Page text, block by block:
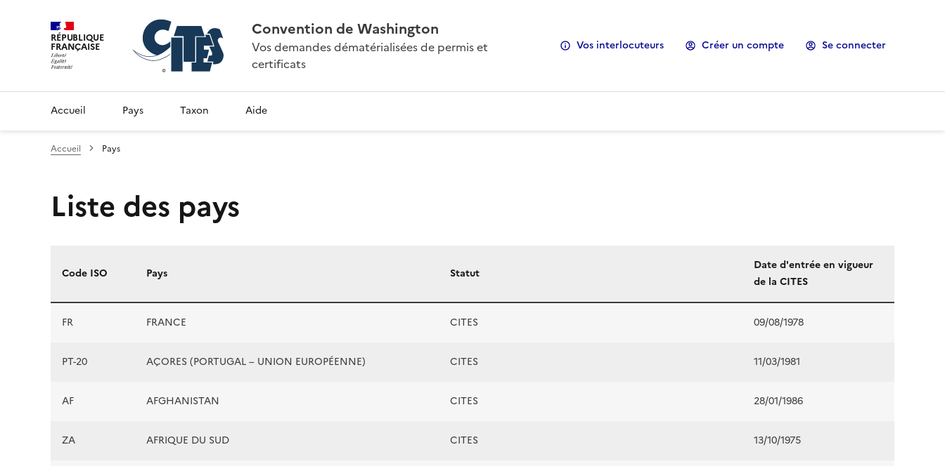
RÉPUBLIQUE
FRANÇAISE
Convention de Washington
Vos demandes dématérialisées de permis et
certificats
Vos interlocuteurs Créer un compte Se connecter
Accueil Pays Taxon Aide
Accueil Pays
Liste des pays
Liste des pays
Code ISO Pays Statut
Date d'entrée en vigueur
de la CITES
FR FRANCE CITES 09/08/1978
PT-20 AÇORES (PORTUGAL – UNION EUROPÉENNE) CITES 11/03/1981
AF AFGHANISTAN CITES 28/01/1986
ZA AFRIQUE DU SUD CITES 13/10/1975